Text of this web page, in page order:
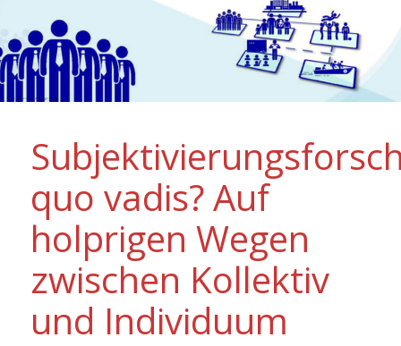
quo vadis? Auf
holprigen Wegen
zwischen Kollektiv
und Individuum